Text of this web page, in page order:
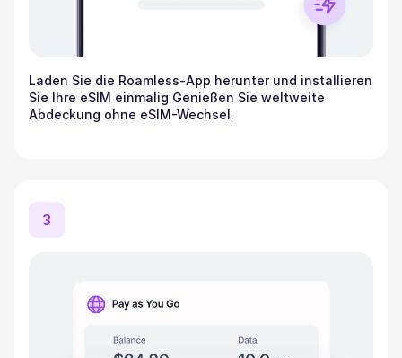
Laden Sie die Roamless-App herunter und installieren
Sie Ihre eSIM einmalig Genießen Sie weltweite
Abdeckung ohne eSIM-Wechsel.
3